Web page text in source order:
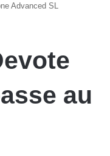
Advanced SL
au